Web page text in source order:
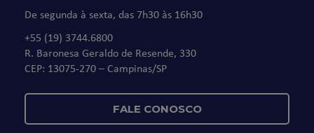
De segunda à sexta, das 7h30 às 16h30
+55 (19) 3744.6800
R. Baronesa Geraldo de Resende, 330
CEP: 13075-270 – Campinas/SP
FALE CONOSCO